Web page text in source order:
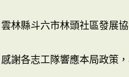
雲林縣斗六市林頭社區發展
感謝各志工隊響應本局政策